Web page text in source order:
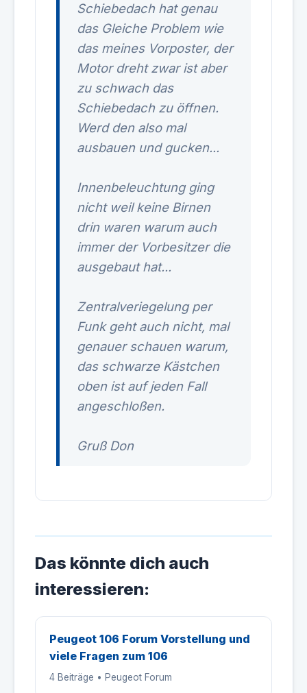
Schiebedach hat genau
das Gleiche Problem wie
das meines Vorposter, der
Motor dreht zwar ist aber
zu schwach das
Schiebedach zu öffnen.
Werd den also mal
ausbauen und gucken...
Innenbeleuchtung ging
nicht weil keine Birnen
drin waren warum auch
immer der Vorbesitzer die
ausgebaut hat...
Zentralveriegelung per
Funk geht auch nicht, mal
genauer schauen warum,
das schwarze Kästchen
oben ist auf jeden Fall
angeschloßen.
Gruß Don
Das könnte dich auch
interessieren:
Peugeot 106 Forum Vorstellung und
viele Fragen zum 106
4 Beiträge • Peugeot Forum